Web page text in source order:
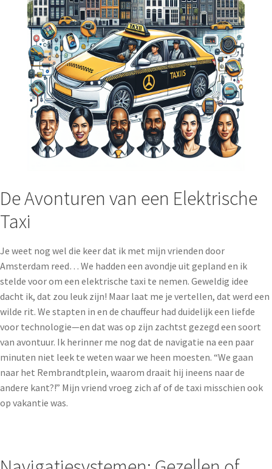
De Avonturen van een Elektrische
Taxi
Je weet nog wel die keer dat ik met mijn vrienden door
Amsterdam reed… We hadden een avondje uit gepland en ik
stelde voor om een elektrische taxi te nemen. Geweldig idee
dacht ik, dat zou leuk zijn! Maar laat me je vertellen, dat werd een
wilde rit. We stapten in en de chauffeur had duidelijk een liefde
voor technologie—en dat was op zijn zachtst gezegd een soort
van avontuur. Ik herinner me nog dat de navigatie na een paar
minuten niet leek te weten waar we heen moesten. “We gaan
naar het Rembrandtplein, waarom draait hij ineens naar de
andere kant?!” Mijn vriend vroeg zich af of de taxi misschien ook
op vakantie was.